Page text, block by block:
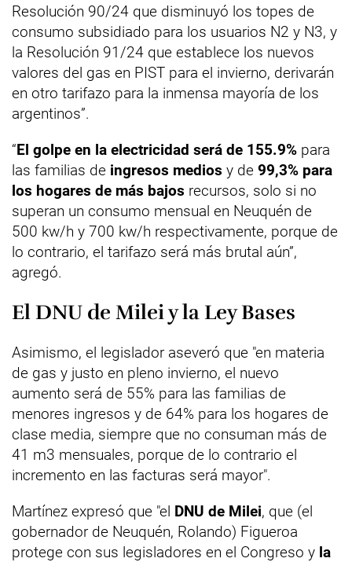
Resolución 90/24 que disminuyó los topes de
consumo subsidiado para los usuarios N2 y N3, y
la Resolución 91/24 que establece los nuevos
valores del gas en PIST para el invierno, derivarán
en otro tarifazo para la inmensa mayoría de los
argentinos”.
“El golpe en la electricidad será de 155.9% para
las familias de ingresos medios y de 99,3% para
los hogares de más bajos recursos, solo si no
superan un consumo mensual en Neuquén de
500 kw/h y 700 kw/h respectivamente, porque de
lo contrario, el tarifazo será más brutal aún”,
agregó.
El DNU de Milei y la Ley Bases
Asimismo, el legislador aseveró que "en materia
de gas y justo en pleno invierno, el nuevo
aumento será de 55% para las familias de
menores ingresos y de 64% para los hogares de
clase media, siempre que no consuman más de
41 m3 mensuales, porque de lo contrario el
incremento en las facturas será mayor".
Martínez expresó que "el DNU de Milei, que (el
gobernador de Neuquén, Rolando) Figueroa
protege con sus legisladores en el Congreso y la